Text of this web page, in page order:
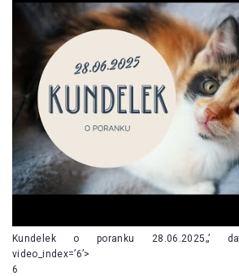
Kundelek o poranku 28.06.2025„’
video_index=’6’>
6